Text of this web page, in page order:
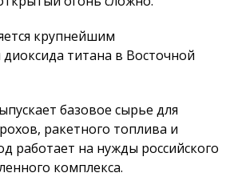
крупнейшим
титана в Восточной
базовое сырье для
ракетного топлива и
работает на нужды российского
комплекса.